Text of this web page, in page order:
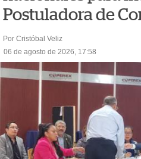
Postuladora de
Por Cristóbal Veliz
06 de agosto de 2026, 17:58